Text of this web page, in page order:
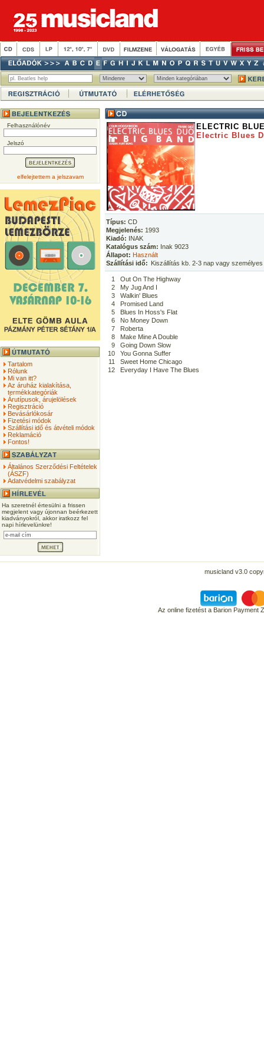
Felhasználónév
Jelszó
elfelejtettem a jelszavam
Tartalom
Rólunk
Mi van itt?
Az áruház kialakítása,
termékkategóriák
Árutípusok, árujelölések
Regisztráció
Bevásárlókosár
Fizetési módok
Szállítási idő és átvételi módok
Reklamáció
Fontos!
Általános Szerződési Feltételek
(ÁSZF)
Adatvédelmi szabályzat
Ha szeretnél értesülni a frissen
megjelent vagy újonnan beérkezett
kiadványokról, akkor iratkozz fel
napi hírlevelünkre!
ELECTRIC
Electric Blues
Típus: CD
Megjelenés: 1993
Kiadó: INAK
Katalógus szám: Inak 9023
Állapot: Használt
Szállítási idő: Kiszállítás kb. 2-3 nap vagy
1
Out On The Highway
2
My Jug And I
3
Walkin' Blues
4
Promised Land
5
Blues In Hoss's Flat
6
No Money Down
7
Roberta
8
Make Mine A Double
9
Going Down Slow
10
You Gonna Suffer
11
Sweet Home Chicago
12
Everyday I Have The Blues
musicland v3.0
Az online fizetést a Barion Payment